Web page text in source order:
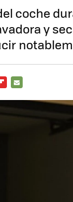
coche
y